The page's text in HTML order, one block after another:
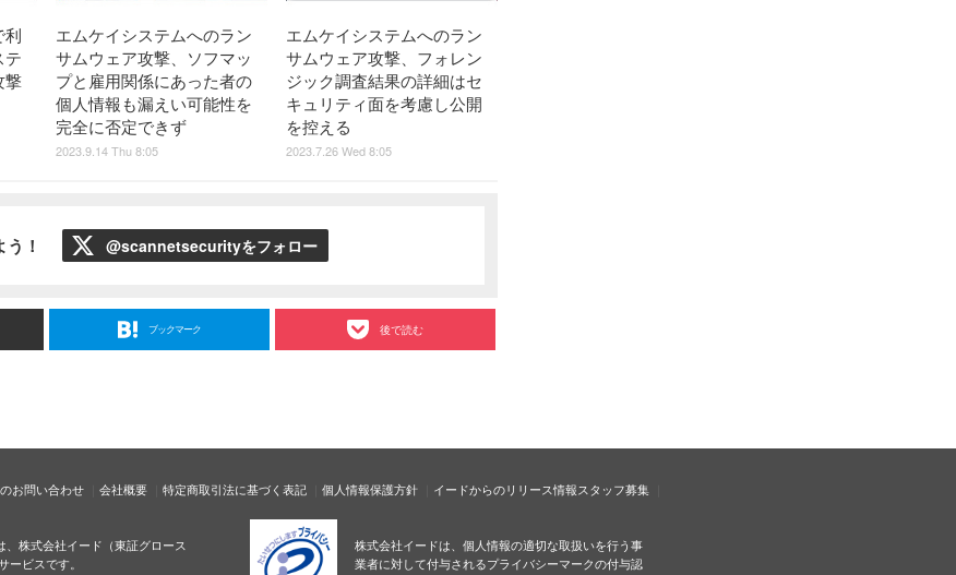
利
テ
撃
エムケイシステムへのラン
サムウェア攻撃、ソフマッ
プと雇用関係にあった者の
個人情報も漏えい可能性を
完全に否定できず
2023.9.14 Thu 8:05
エムケイシステムへのラン
サムウェア攻撃、フォレン
ジック調査結果の詳細はセ
キュリティ面を考慮し公開
を控える
2023.7.26 Wed 8:05
！ @scannetsecurityをフォロー
ブックマーク 後で読む
お問い合わせ 会社概要 特定商取引法に基づく表記 個人情報保護方針 イードからのリリース情報スタッフ募集
、株式会社イード（東証グロース
ービスです。
株式会社イードは、個人情報の適切な取扱いを行う事
業者に対して付与されるプライバシーマークの付与認